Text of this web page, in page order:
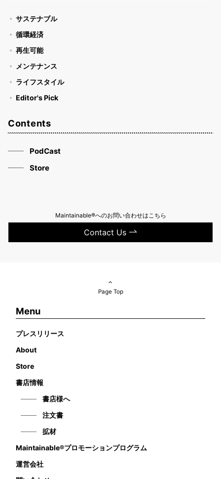
サステナブル
循環経済
再生可能
メンテナンス
ライフスタイル
Editor's Pick
Contents
PodCast
Store
Maintainable®へのお問い合わせはこちら
Contact Us
Page Top
Menu
プレスリリース
About
Store
書店情報
書店様へ
注文書
拡材
Maintainable®プロモーションプログラム
運営会社